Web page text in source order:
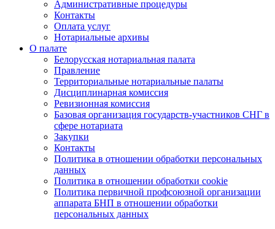
Административные процедуры
Контакты
Оплата услуг
Нотариальные архивы
О палате
Белорусская нотариальная палата
Правление
Территориальные нотариальные палаты
Дисциплинарная комиссия
Ревизионная комиссия
Базовая организация государств-участников СНГ в
сфере нотариата
Закупки
Контакты
Политика в отношении обработки персональных
данных
Политика в отношении обработки cookie
Политика первичной профсоюзной организации
аппарата БНП в отношении обработки
персональных данных